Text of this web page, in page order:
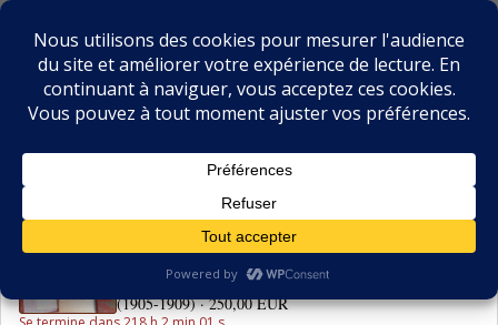
BIBLIOPHILIE.COM
LE BLOG DU BIBLIOPHILE, DES BIBLIOPHILES, DE LA
La Grande Danse Macabre des Vifs - Martin van Maële
(1905-1909) ·250,00 EUR